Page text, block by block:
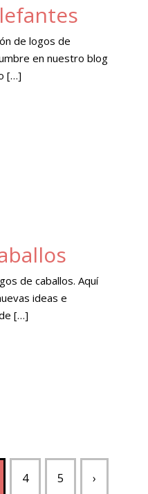
de logos de
en nuestro blog
[…]
de caballos. Aquí
ideas e
[…]
4 5 ›